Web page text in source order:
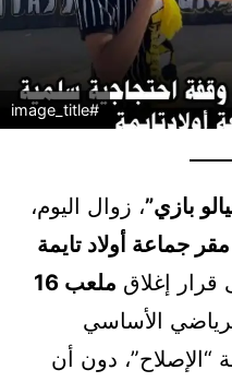
#image_title
بازي”، زوال اليوم،
جماعة أولاد تايمة
قرار إغلاق
ملعب 16
الأساسي
“الإصلاح”، دون أن